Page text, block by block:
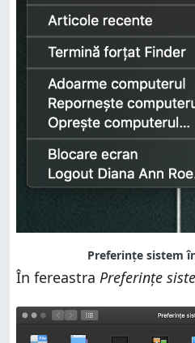
Preferințe sistem
În fereastra Preferințe